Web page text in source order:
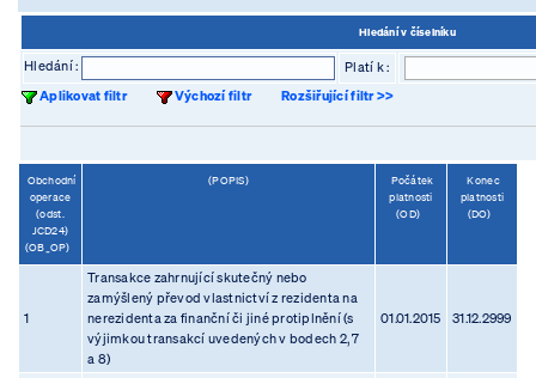
Hledání v číselníku
Hledání :
Platí k :
Aplikovat filtr
Výchozí filtr Rozšiřující filtr >>
Obchodní
operace
(odst.
JCD24)
(OB_OP)
(POPIS)
Počátek
platnosti
(OD)
Konec
platnosti
(DO)
1
Transakce zahrnující skutečný nebo
zamýšlený převod vlastnictví z rezidenta na
nerezidenta za finanční či jiné protiplnění (s
výjimkou transakcí uvedených v bodech 2, 7
a 8)
01.01.2015 31.12.2999